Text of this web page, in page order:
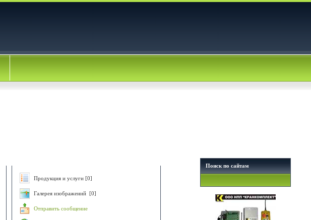
Продукция и услуги [0]
Галерея изображений [0]
Отправить сообщение
Поиск по сайтам